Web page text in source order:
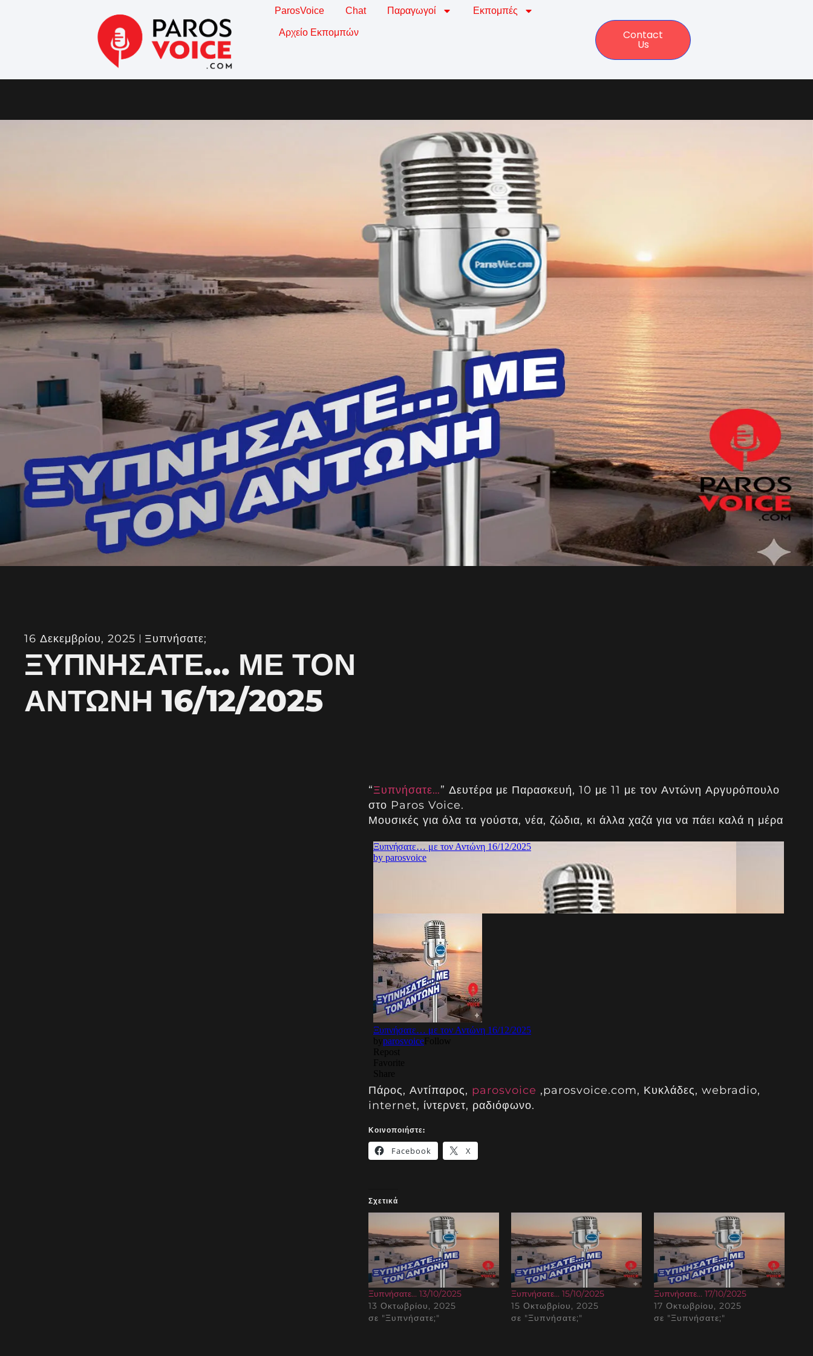
ParosVoice Chat Παραγωγοί Εκπομπές
Αρχείο Εκπομπών Contact
Us
16 Δεκεμβρίου, 2025 Ξυπνήσατε;
ΞΥΠΝΉΣΑΤΕ… ΜΕ ΤΟΝ
ΑΝΤΏΝΗ 16/12/2025
“Ξυπνήσατε…” Δευτέρα με Παρασκευή, 10 με 11 με τον Αντώνη Αργυρόπουλο
στο Paros Voice.
Μουσικές για όλα τα γούστα, νέα, ζώδια, κι άλλα χαζά για να πάει καλά η μέρα
Πάρος, Αντίπαρος, parosvoice ,parosvoice.com, Κυκλάδες, webradio,
internet, ίντερνετ, ραδιόφωνο.
Κοινοποιήστε:
Facebook X
Σχετικά
Ξυπνήσατε… 13/10/2025
13 Οκτωβρίου, 2025
σε "Ξυπνήσατε;"
Ξυπνήσατε… 15/10/2025
15 Οκτωβρίου, 2025
σε "Ξυπνήσατε;"
Ξυπνήσατε… 17/10/2025
17 Οκτωβρίου, 2025
σε "Ξυπνήσατε;"